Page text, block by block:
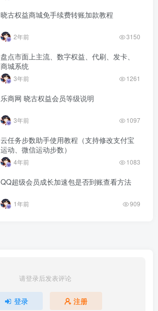
晓古权益商城免手续费转账加款教程
2年前 3150
盘点市面上主流、数字权益、代刷、发卡、
商城系统
3年前 1261
乐商网 晓古权益会员等级说明
3年前 1097
云任务步数助手使用教程（支持修改支付宝
运动、微信运动步数）
4年前 1083
QQ超级会员成长加速包是否到账查看方法
1年前 909
请登录后发表评论
登录 注册